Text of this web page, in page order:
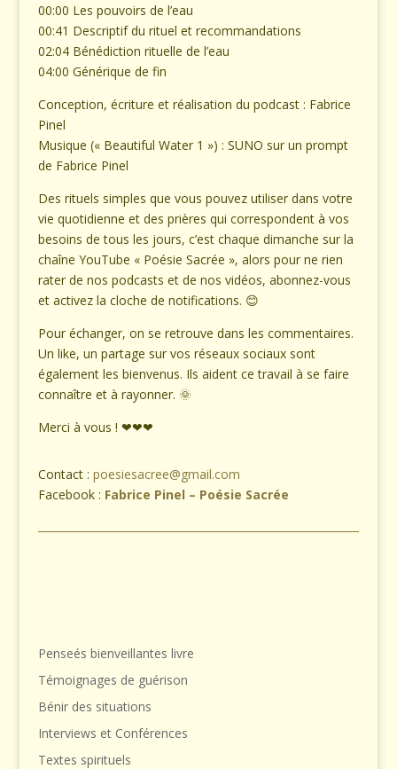
00:00 Les pouvoirs de l’eau
00:41 Descriptif du rituel et recommandations
02:04 Bénédiction rituelle de l’eau
04:00 Générique de fin
Conception, écriture et réalisation du podcast : Fabrice
Pinel
Musique (« Beautiful Water 1 ») : SUNO sur un prompt
de Fabrice Pinel
Des rituels simples que vous pouvez utiliser dans votre
vie quotidienne et des prières qui correspondent à vos
besoins de tous les jours, c’est chaque dimanche sur la
chaîne YouTube « Poésie Sacrée », alors pour ne rien
rater de nos podcasts et de nos vidéos, abonnez-vous
et activez la cloche de notifications. 😊
Pour échanger, on se retrouve dans les commentaires.
Un like, un partage sur vos réseaux sociaux sont
également les bienvenus. Ils aident ce travail à se faire
connaître et à rayonner. 🌞
Merci à vous ! ❤❤❤
Contact : poesiesacree@gmail.com
Facebook : Fabrice Pinel – Poésie Sacrée
Penseés bienveillantes livre
Témoignages de guérison
Bénir des situations
Interviews et Conférences
Textes spirituels